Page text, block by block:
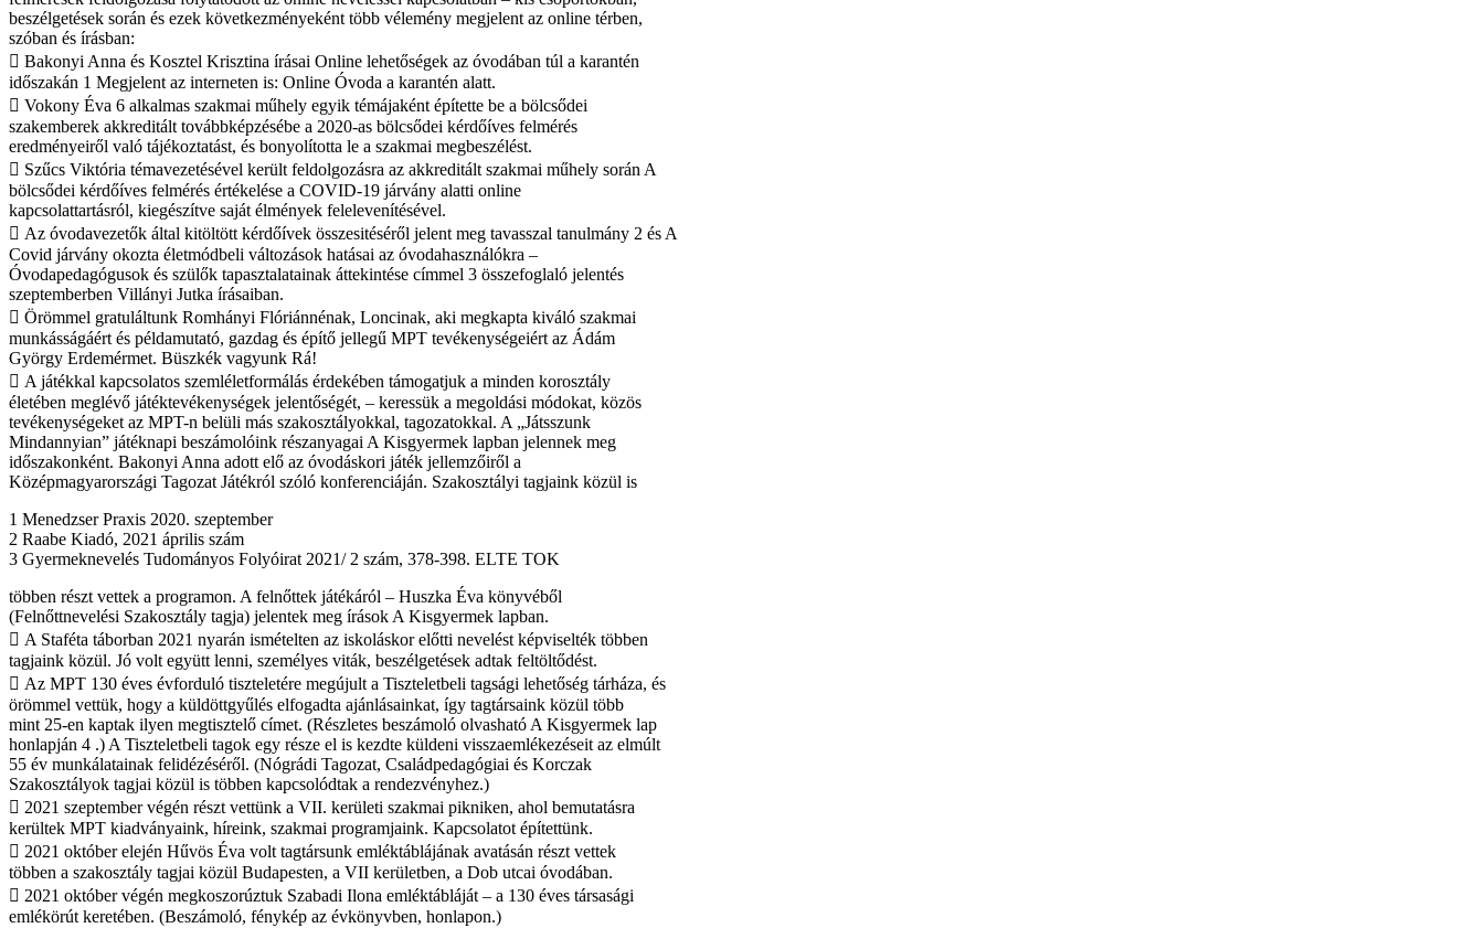
beszélgetések során és ezek következményeként több vélemény megjelent az online térben,
szóban és írásban:
 Bakonyi Anna és Kosztel Krisztina írásai Online lehetőségek az óvodában túl a karantén
időszakán 1 Megjelent az interneten is: Online Óvoda a karantén alatt.
 Vokony Éva 6 alkalmas szakmai műhely egyik témájaként építette be a bölcsődei
szakemberek akkreditált továbbképzésébe a 2020-as bölcsődei kérdőíves felmérés
eredményeiről való tájékoztatást, és bonyolította le a szakmai megbeszélést.
 Szűcs Viktória témavezetésével került feldolgozásra az akkreditált szakmai műhely során A
bölcsődei kérdőíves felmérés értékelése a COVID-19 járvány alatti online
kapcsolattartásról, kiegészítve saját élmények felelevenítésével.
 Az óvodavezetők által kitöltött kérdőívek összesitéséről jelent meg tavasszal tanulmány 2 és A
Covid járvány okozta életmódbeli változások hatásai az óvodahasználókra –
Óvodapedagógusok és szülők tapasztalatainak áttekintése címmel 3 összefoglaló jelentés
szeptemberben Villányi Jutka írásaiban.
 Örömmel gratuláltunk Romhányi Flóriánnénak, Loncinak, aki megkapta kiváló szakmai
munkásságáért és példamutató, gazdag és építő jellegű MPT tevékenységeiért az Ádám
György Erdemérmet. Büszkék vagyunk Rá!
 A játékkal kapcsolatos szemléletformálás érdekében támogatjuk a minden korosztály
életében meglévő játéktevékenységek jelentőségét, – keressük a megoldási módokat, közös
tevékenységeket az MPT-n belüli más szakosztályokkal, tagozatokkal. A „Játsszunk
Mindannyian” játéknapi beszámolóink részanyagai A Kisgyermek lapban jelennek meg
időszakonként. Bakonyi Anna adott elő az óvodáskori játék jellemzőiről a
Középmagyarországi Tagozat Játékról szóló konferenciáján. Szakosztályi tagjaink közül is
1 Menedzser Praxis 2020. szeptember
2 Raabe Kiadó, 2021 április szám
3 Gyermeknevelés Tudományos Folyóirat 2021/ 2 szám, 378-398. ELTE TOK
többen részt vettek a programon. A felnőttek játékáról – Huszka Éva könyvéből
(Felnőttnevelési Szakosztály tagja) jelentek meg írások A Kisgyermek lapban.
 A Staféta táborban 2021 nyarán ismételten az iskoláskor előtti nevelést képviselték többen
tagjaink közül. Jó volt együtt lenni, személyes viták, beszélgetések adtak feltöltődést.
 Az MPT 130 éves évforduló tiszteletére megújult a Tiszteletbeli tagsági lehetőség tárháza, és
örömmel vettük, hogy a küldöttgyűlés elfogadta ajánlásainkat, így tagtársaink közül több
mint 25-en kaptak ilyen megtisztelő címet. (Részletes beszámoló olvasható A Kisgyermek lap
honlapján 4 .) A Tiszteletbeli tagok egy része el is kezdte küldeni visszaemlékezéseit az elmúlt
55 év munkálatainak felidézéséről. (Nógrádi Tagozat, Családpedagógiai és Korczak
Szakosztályok tagjai közül is többen kapcsolódtak a rendezvényhez.)
 2021 szeptember végén részt vettünk a VII. kerületi szakmai pikniken, ahol bemutatásra
kerültek MPT kiadványaink, híreink, szakmai programjaink. Kapcsolatot építettünk.
 2021 október elején Hűvös Éva volt tagtársunk emléktáblájának avatásán részt vettek
többen a szakosztály tagjai közül Budapesten, a VII kerületben, a Dob utcai óvodában.
 2021 október végén megkoszorúztuk Szabadi Ilona emléktábláját – a 130 éves társasági
emlékörút keretében. (Beszámoló, fénykép az évkönyvben, honlapon.)